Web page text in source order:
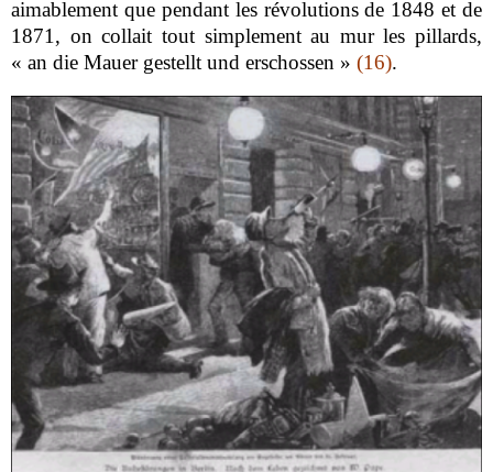
aimablement que pendant les révolutions de 1848 et de
1871, on collait tout simplement au mur les pillards,
« an die Mauer gestellt und erschossen »(16).